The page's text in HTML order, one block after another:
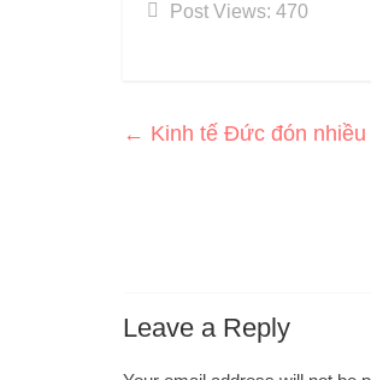
Post Views: 470
← Kinh tế Đức đón
Leave a Reply